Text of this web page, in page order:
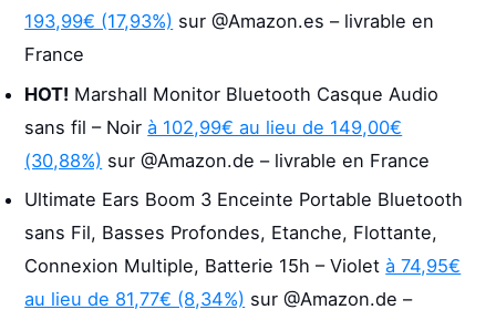
193,99€ (17,93%) sur @Amazon.es – livrable en
France
HOT! Marshall Monitor Bluetooth Casque Audio
sans fil – Noirà 102,99€ au lieu de 149,00€
(30,88%) sur @Amazon.de – livrable en France
Ultimate Ears Boom 3 Enceinte Portable Bluetooth
sans Fil, Basses Profondes, Etanche, Flottante,
Connexion Multiple, Batterie 15h – Violetà 74,95€
au lieu de 81,77€ (8,34%) sur @Amazon.de –